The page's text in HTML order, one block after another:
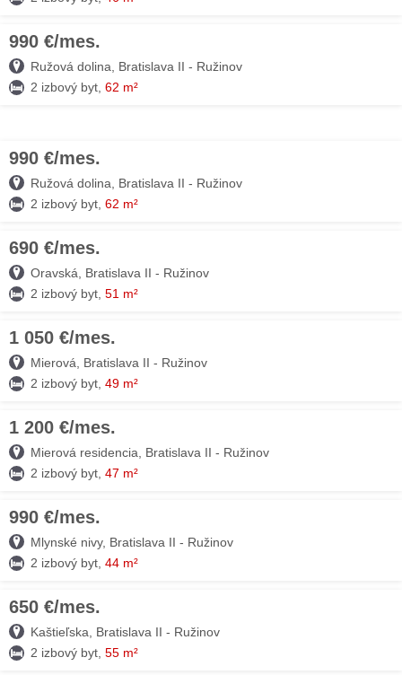
990 €/mes.
Ružová dolina, Bratislava II - Ružinov
2 izbový byt, 62 m²
990 €/mes.
Ružová dolina, Bratislava II - Ružinov
2 izbový byt, 62 m²
690 €/mes.
Oravská, Bratislava II - Ružinov
2 izbový byt, 51 m²
1 050 €/mes.
Mierová, Bratislava II - Ružinov
2 izbový byt, 49 m²
1 200 €/mes.
Mierová residencia, Bratislava II - Ružinov
2 izbový byt, 47 m²
990 €/mes.
Mlynské nivy, Bratislava II - Ružinov
2 izbový byt, 44 m²
650 €/mes.
Kaštieľska, Bratislava II - Ružinov
2 izbový byt, 55 m²